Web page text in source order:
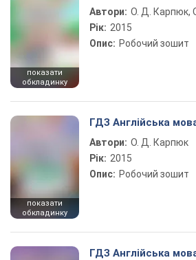
показати
обкладинку
Автори: О. Д. Карпюк,
Рік: 2015
Опис: Робочий зошит
показати
обкладинку
ГДЗ Англійська
Автори: О. Д. Карпюк
Рік: 2015
Опис: Робочий зошит
ГДЗ Англійська